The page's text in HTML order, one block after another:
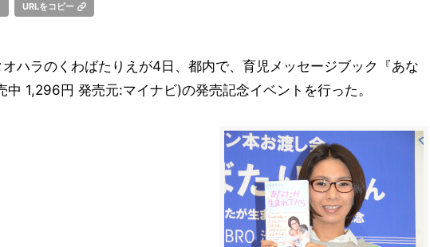
URLをコピー
ハラのくわばたりえが4日、都内で、育児メッセージブック『あな
中 1,296円 発売元:マイナビ)の発売記念イベントを行った。